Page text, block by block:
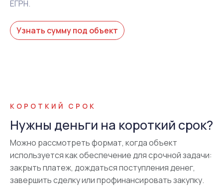
ЕГРН.
Узнать сумму под объект
КОРОТКИЙ СРОК
Нужны деньги на короткий срок?
Можно рассмотреть формат, когда объект
используется как обеспечение для срочной задачи:
закрыть платеж, дождаться поступления денег,
завершить сделку или профинансировать закупку.